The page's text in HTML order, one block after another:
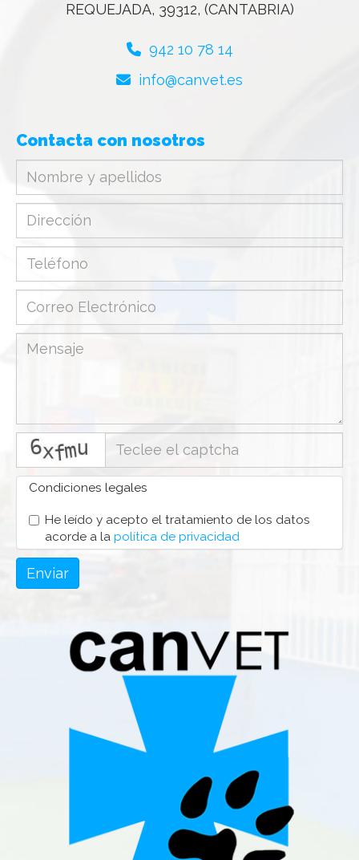
REQUEJADA, 39312, (CANTABRIA)
942 10 78 14
info
canvet.es
Contacta con nosotros
Condiciones legales
He leído y acepto el tratamiento de los datos
acorde a la política de privacidad
Enviar